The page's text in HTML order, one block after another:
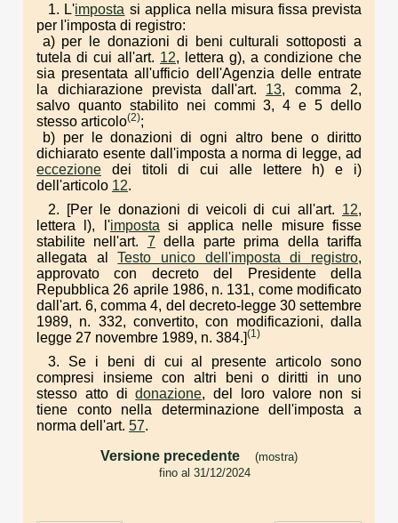
1. L'imposta si applica nella misura fissa prevista
per l'imposta di registro:
a) per le donazioni di beni culturali sottoposti a
tutela di cui all'art. 12, lettera g), a condizione che
sia presentata all'ufficio dell'Agenzia delle entrate
la dichiarazione prevista dall'art. 13, comma 2,
salvo quanto stabilito nei commi 3, 4 e 5 dello
stesso articolo(2);
b) per le donazioni di ogni altro bene o diritto
dichiarato esente dall'imposta a norma di legge, ad
eccezione dei titoli di cui alle lettere h) e i)
dell'articolo 12.
2. [Per le donazioni di veicoli di cui all'art. 12,
lettera l), l'imposta si applica nelle misure fisse
stabilite nell'art. 7 della parte prima della tariffa
allegata alTesto unico dell'imposta di registro,
approvato con decreto del Presidente della
Repubblica 26 aprile 1986, n. 131, come modificato
dall'art. 6, comma 4, del decreto-legge 30 settembre
1989, n. 332, convertito, con modificazioni, dalla
legge 27 novembre 1989, n. 384.](1)
3. Se i beni di cui al presente articolo sono
compresi insieme con altri beni o diritti in uno
stesso atto didonazione, del loro valore non si
tiene conto nella determinazione dell'imposta a
norma dell'art. 57.
Versione precedente
(mostra)
fino al 31/12/2024